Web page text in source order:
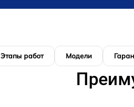
Этапы работ Модели